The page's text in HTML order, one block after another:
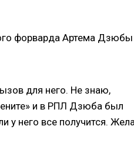
форварда Артема
для него. Не знаю,
и в РПЛ Дзюба был
у него все получится.